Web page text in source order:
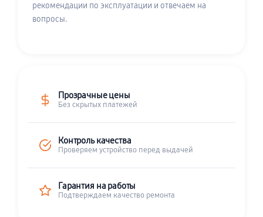
рекомендации по эксплуатации и отвечаем на
вопросы.
Прозрачные цены
Без скрытых платежей
Контроль качества
Проверяем устройство перед выдачей
Гарантия на работы
Подтверждаем качество ремонта